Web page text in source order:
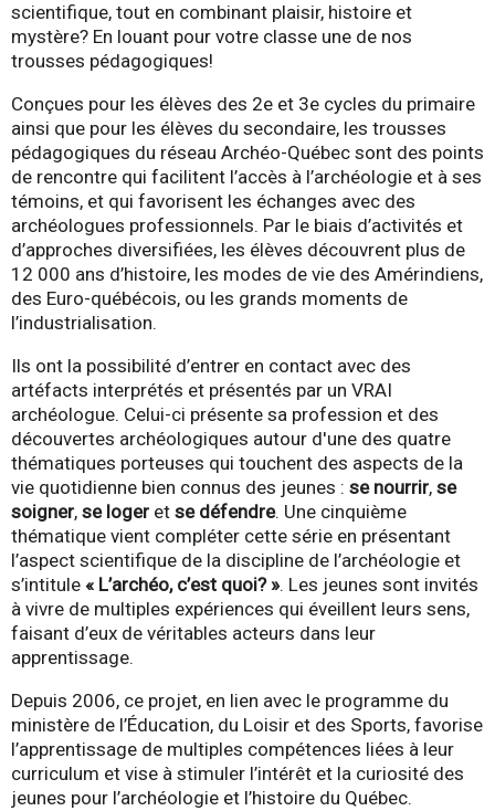
scientifique, tout en combinant plaisir, histoire et
mystère? En louant pour votre classe une de nos
trousses pédagogiques!
Conçues pour les élèves des 2e et 3e cycles du primaire
ainsi que pour les élèves du secondaire, les trousses
pédagogiques du réseau Archéo-Québec sont des points
de rencontre qui facilitent l’accès à l’archéologie et à ses
témoins, et qui favorisent les échanges avec des
archéologues professionnels. Par le biais d’activités et
d’approches diversifiées, les élèves découvrent plus de
12 000 ans d’histoire, les modes de vie des Amérindiens,
des Euro-québécois, ou les grands moments de
l’industrialisation.
Ils ont la possibilité d’entrer en contact avec des
artéfacts interprétés et présentés par un VRAI
archéologue. Celui-ci présente sa profession et des
découvertes archéologiques autour d'une des quatre
thématiques porteuses qui touchent des aspects de la
vie quotidienne bien connus des jeunes : se nourrir, se
soigner, se loger et se défendre. Une cinquième
thématique vient compléter cette série en présentant
l’aspect scientifique de la discipline de l’archéologie et
s’intitule « L’archéo, c’est quoi? ». Les jeunes sont invités
à vivre de multiples expériences qui éveillent leurs sens,
faisant d’eux de véritables acteurs dans leur
apprentissage.
Depuis 2006, ce projet, en lien avec le programme du
ministère de l’Éducation, du Loisir et des Sports, favorise
l’apprentissage de multiples compétences liées à leur
curriculum et vise à stimuler l’intérêt et la curiosité des
jeunes pour l’archéologie et l’histoire du Québec.